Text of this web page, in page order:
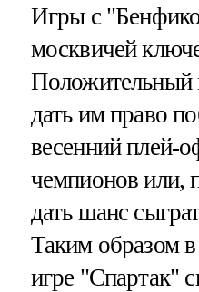
Игры с
москвичей
Положительный
дать им право
весенний плей-
чемпионов или,
дать шанс
Таким образом
игре "Спартак"